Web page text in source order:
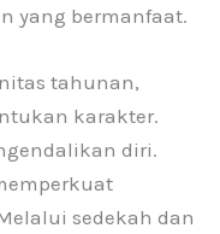
yang bermanfaat.
tahunan,
karakter.
diri.
sedekah dan